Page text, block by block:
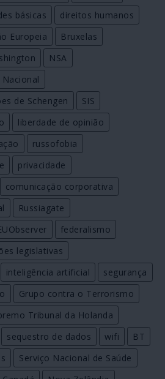
básicas
direitos humanos
Europeia
Bruxelas
NSA
de Schengen
SIS
liberdade de opinião
russofobia
privacidade
comunicação corporativa
Russiagate
federalismo
legislativas
inteligência artificial
segurança
Grupo contra o Terrorismo
Tribunal da Holanda
sequestro de dados wifi
BT
Serviço Nacional de Saúde